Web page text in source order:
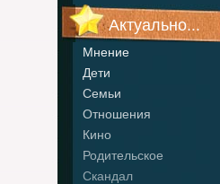
Актуально...
Мнение
Дети
Семьи
Отношения
Кино
Родительское
Скандал